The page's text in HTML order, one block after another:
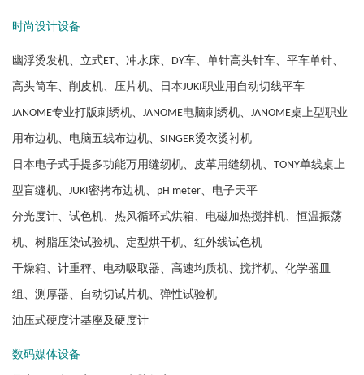
时尚设计设备
幽浮烫发机、立式ET、冲水床、DY车、单针高头针车、平车单针、
高头筒车、削皮机、压片机、日本JUKI职业用自动切线平车
JANOME专业打版刺绣机、JANOME电脑刺绣机、JANOME桌上型职业
用布边机、电脑五线布边机、SINGER烫衣烫衬机
日本电子式手提多功能万用缝纫机、皮革用缝纫机、TONY单线桌上
型盲缝机、JUKI密拷布边机、pH meter、电子天平
分光度计、试色机、热风循环式烘箱、电磁加热搅拌机、恒温振荡
机、树脂压染试验机、定型烘干机、红外线试色机
干燥箱、计重秤、电动吸取器、高速均质机、搅拌机、化学器皿
组、测厚器、自动切试片机、弹性试验机
油压式硬度计基座及硬度计
数码媒体设备